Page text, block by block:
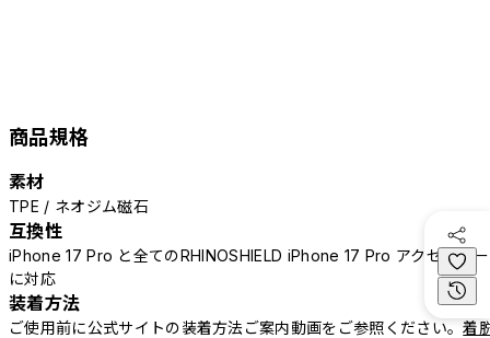
商品規格
素材
TPE / ネオジム磁石
互換性
iPhone 17 Pro と全てのRHINOSHIELD iPhone 17 Pro アクセサリー
に対応
装着方法
ご使用前に公式サイトの装着方法ご案内動画をご参照ください。着